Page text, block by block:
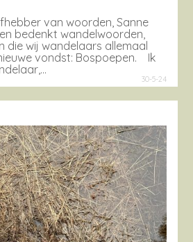
van woorden, Sanne
bedenkt wandelwoorden,
wij wandelaars allemaal
vondst: Bospoepen. Ik
30-5-24